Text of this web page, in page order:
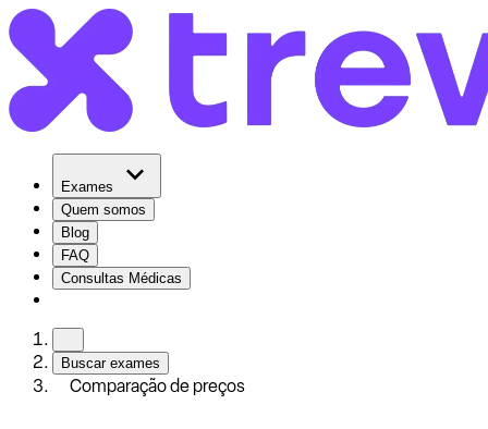
Exames
Quem somos
Blog
FAQ
Consultas Médicas
Buscar exames
Comparação de preços